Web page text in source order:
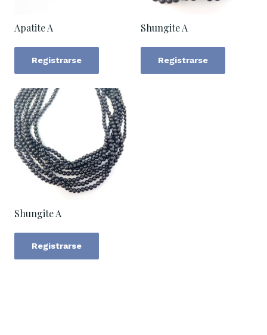
Apatite A
Registrarse
Shungite A
Registrarse
Shungite A
Registrarse